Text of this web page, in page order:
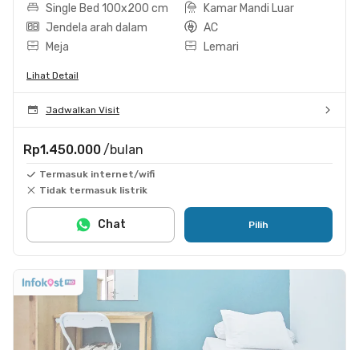
Single Bed 100x200 cm
Kamar Mandi Luar
Jendela arah dalam
AC
Meja
Lemari
Lihat Detail
Jadwalkan Visit
Rp1.450.000 /bulan
Termasuk internet/wifi
Tidak termasuk listrik
Pilih
Chat